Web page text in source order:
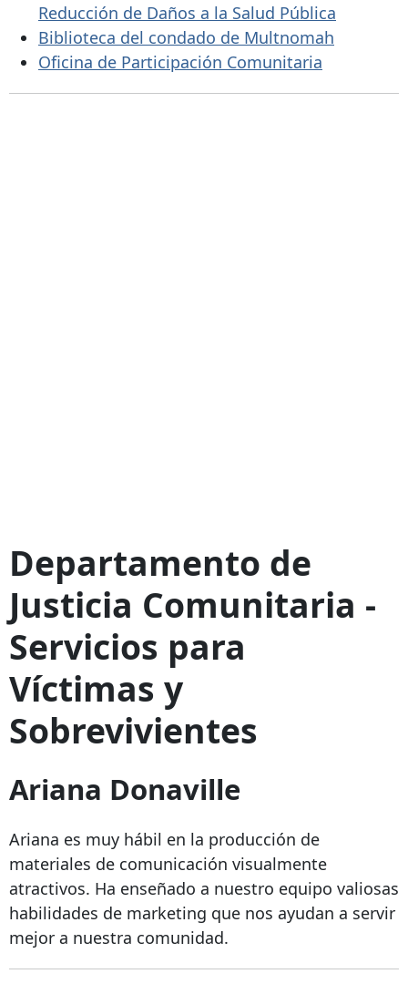
Reducción de Daños a la Salud Pública
Biblioteca del condado de Multnomah
Oficina de Participación Comunitaria
Departamento de
Justicia Comunitaria -
Servicios para
Víctimas y
Sobrevivientes
Ariana Donaville
Ariana es muy hábil en la producción de
materiales de comunicación visualmente
atractivos. Ha enseñado a nuestro equipo valiosas
habilidades de marketing que nos ayudan a servir
mejor a nuestra comunidad.